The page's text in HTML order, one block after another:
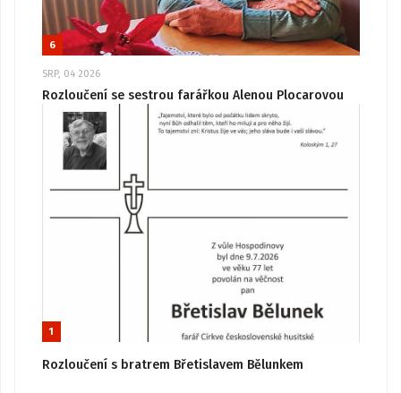
6
SRP, 04 2026
Rozloučení se sestrou farářkou Alenou Plocarovou
1
Rozloučení s bratrem Břetislavem Bělunkem